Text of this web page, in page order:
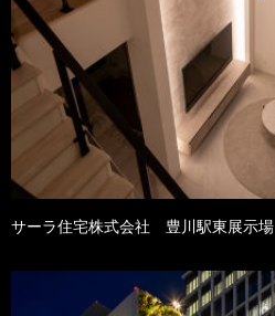
サーラ住宅株式会社 豊川駅東展示場